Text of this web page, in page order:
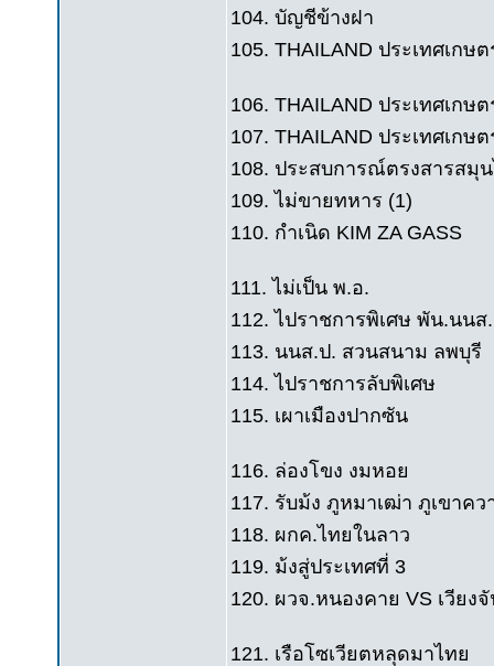
104. บัญชีข้างฝา
105. THAILAND ประเทศเกษ
106. THAILAND ประเทศเกษ
107. THAILAND ประเทศเก
108. ประสบการณ์ตรงสารสมุ
109. ไม่ขายทหาร (1)
110. กำเนิด KIM ZA GASS
111. ไม่เป็น พ.อ.
112. ไปราชการพิเศษ พัน.นนส.
113. นนส.ป. สวนสนาม ลพบุรี
114. ไปราชการลับพิเศษ
115. เผาเมืองปากซัน
116. ล่องโขง งมหอย
117. รับม้ง ภูหมาเฒ่า ภูเขาคว
118. ผกค.ไทยในลาว
119. ม้งสู่ประเทศที่ 3
120. ผวจ.หนองคาย VS เวียง
121. เรือโซเวียตหลุดมาไทย